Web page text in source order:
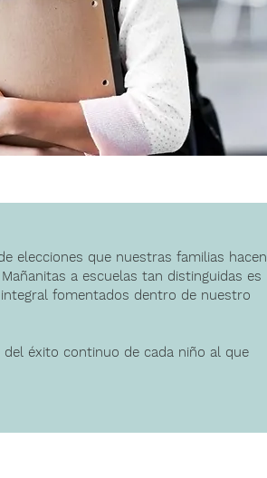
elecciones que nuestras familias hacen
a escuelas tan distinguidas es
fomentados dentro de nuestro
éxito continuo de cada niño al que